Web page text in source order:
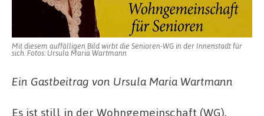
Mit diesem auffälligen Bild wirbt die Senioren-WG in der Innenstadt für
sich. Fotos: Ursula Maria Wartmann
Ein Gastbeitrag von Ursula Maria Wartmann
Es ist still in der Wohngemeinschaft (WG),